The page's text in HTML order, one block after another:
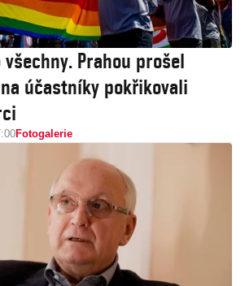
Prahou prošel
účastníky pokřikovali
Fotogalerie